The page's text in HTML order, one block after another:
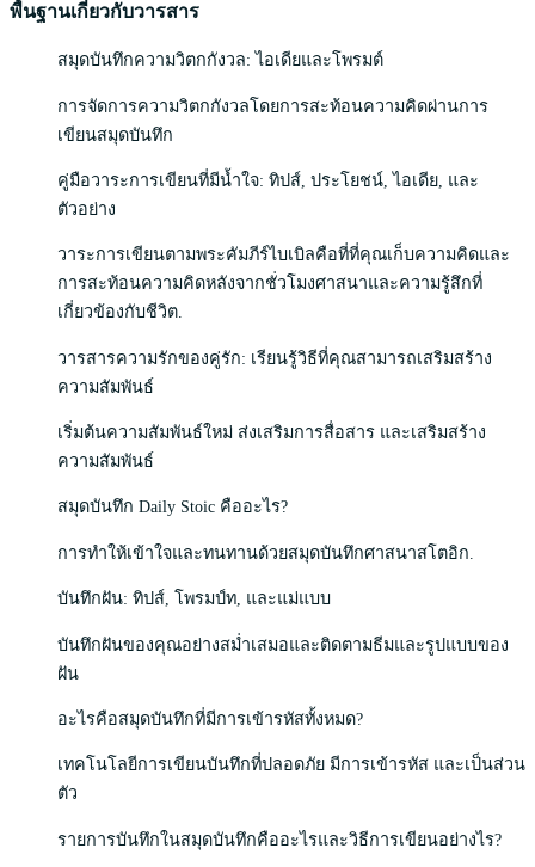
พื้นฐานเกี่ยวกับวารสาร
สมุดบันทึกความวิตกกังวล: ไอเดียและโพรมต์
การจัดการความวิตกกังวลโดยการสะท้อนความคิดผ่านการ
เขียนสมุดบันทึก
คู่มือวาระการเขียนที่มีน้ำใจ: ทิปส์, ประโยชน์, ไอเดีย, และ
ตัวอย่าง
วาระการเขียนตามพระคัมภีร์ไบเบิลคือที่ที่คุณเก็บความคิดและ
การสะท้อนความคิดหลังจากชั่วโมงศาสนาและความรู้สึกที่
เกี่ยวข้องกับชีวิต.
วารสารความรักของคู่รัก: เรียนรู้วิธีที่คุณสามารถเสริมสร้าง
ความสัมพันธ์
เริ่มต้นความสัมพันธ์ใหม่ ส่งเสริมการสื่อสาร และเสริมสร้าง
ความสัมพันธ์
สมุดบันทึก Daily Stoic คืออะไร?
การทำให้เข้าใจและทนทานด้วยสมุดบันทึกศาสนาสโตอิก.
บันทึกฝัน: ทิปส์, โพรมป์ท, และแม่แบบ
บันทึกฝันของคุณอย่างสม่ำเสมอและติดตามธีมและรูปแบบของ
ฝัน
อะไรคือสมุดบันทึกที่มีการเข้ารหัสทั้งหมด?
เทคโนโลยีการเขียนบันทึกที่ปลอดภัย มีการเข้ารหัส และเป็นส่วน
ตัว
รายการบันทึกในสมุดบันทึกคืออะไรและวิธีการเขียนอย่างไร?